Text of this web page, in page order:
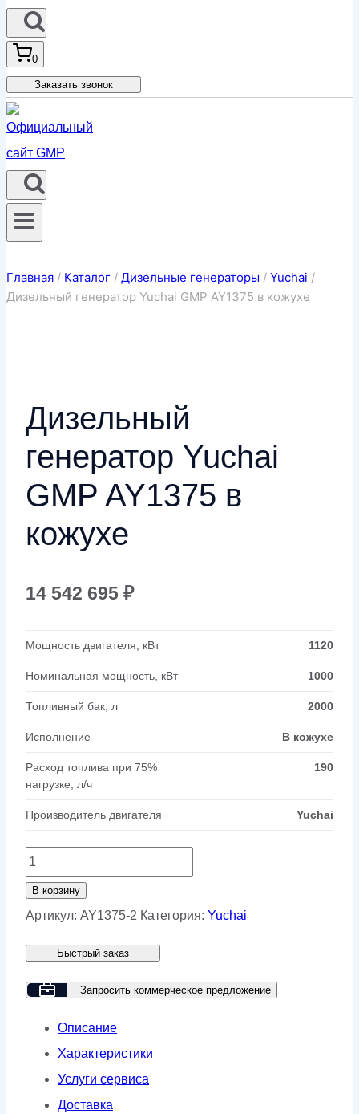
0
Заказать звонок
Главная / Каталог / Дизельные генераторы / Yuchai /
Дизельный генератор Yuchai GMP AY1375 в кожухе
Дизельный
генератор Yuchai
GMP AY1375 в
кожухе
14 542 695 ₽
Мощность двигателя, кВт 1120
Номинальная мощность, кВт 1000
Топливный бак, л 2000
Исполнение В кожухе
Расход топлива при 75%
нагрузке, л/ч
190
Производитель двигателя Yuchai
Количество
товара
Дизельный
Yuchai
GMP
кожухе
В корзину
Артикул: AY1375-2 Категория: Yuchai
Быстрый заказ
Запросить коммерческое предложение
Описание
Характеристики
Услуги сервиса
Доставка